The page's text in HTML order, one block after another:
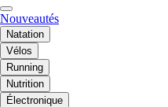
Nouveautés
Natation
Vélos
Running
Nutrition
Électronique